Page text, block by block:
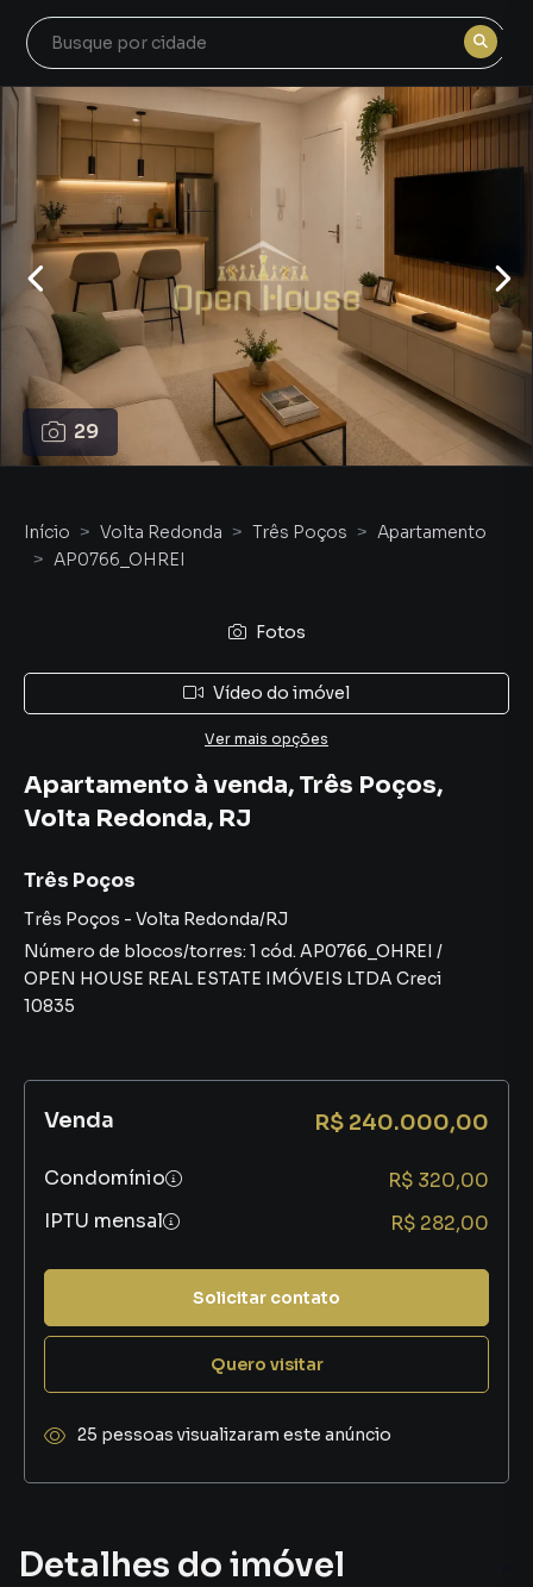
29
Detalhes do imóvel
Início Volta Redonda Três Poços
Apartamento
AP0766_OHREI
Fotos
Vídeo do imóvel
Ver mais opções
Apartamento à venda, Três Poços,
Volta Redonda, RJ
Três Poços
Três Poços - Volta Redonda/RJ
Número de blocos/torres: 1 cód. AP0766_OHREI /
OPEN HOUSE REAL ESTATE IMÓVEIS LTDA Creci
10835
Venda R$ 240.000,00
Condomínio
R$ 320,00
IPTU mensal
R$ 282,00
Solicitar contato
Quero visitar
25 pessoas visualizaram este anúncio